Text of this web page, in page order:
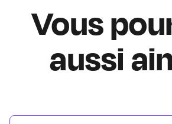
Vous
aussi